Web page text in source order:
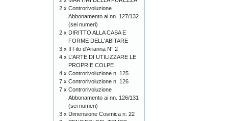
2 x Controrivoluzione
Abbonamento ai nn. 127/132
(sei numeri)
2 x DIRITTO ALLA CASA E
FORME DELL'ABITARE
3 x Il Filo d'Arianna N° 2
4 x L'ARTE DI UTILIZZARE LE
PROPRIE COLPE
4 x Controrivoluzione n. 125
7 x Controrivoluzione n. 126
7 x Controrivoluzione
Abbonamento ai nn. 126/131
(sei numeri)
3 x Dimensione Cosmica n. 22